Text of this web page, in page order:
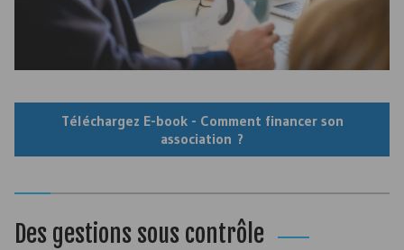
Téléchargez E-book - Comment financer son
association ?
Des gestions sous contrôle